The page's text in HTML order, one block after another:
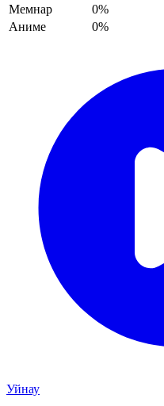
Мемнар
0%
Аниме
0%
Уйнау